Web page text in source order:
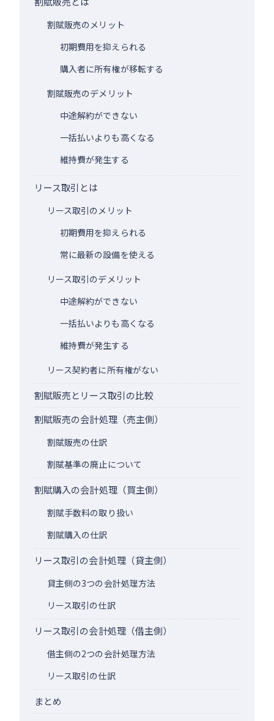
割賦販売のメリット
初期費用を抑えられる
購入者に所有権が移転する
割賦販売のデメリット
中途解約ができない
一括払いよりも高くなる
維持費が発生する
リース取引とは
リース取引のメリット
初期費用を抑えられる
常に最新の設備を使える
リース取引のデメリット
中途解約ができない
一括払いよりも高くなる
維持費が発生する
リース契約者に所有権がない
割賦販売とリース取引の比較
割賦販売の会計処理（売主側）
割賦販売の仕訳
割賦基準の廃止について
割賦購入の会計処理（買主側）
割賦手数料の取り扱い
割賦購入の仕訳
リース取引の会計処理（貸主側）
貸主側の3つの会計処理方法
リース取引の仕訳
リース取引の会計処理（借主側）
借主側の2つの会計処理方法
リース取引の仕訳
まとめ